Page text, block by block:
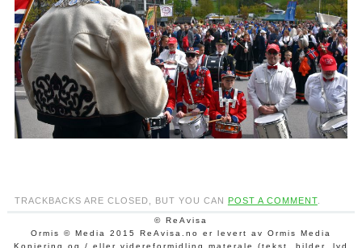
TRACKBACKS ARE CLOSED, BUT YOU CAN POST A COMMENT.
© ReAvisa
Ormis © Media 2015 ReAvisa.no er levert av Ormis Media
Kopiering og / eller videreformidling materale (tekst, bilder, lyd